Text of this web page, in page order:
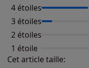
4 étoiles
3 étoiles
2 étoiles
1 étoile
Cet article taille:
Répartition du taillant